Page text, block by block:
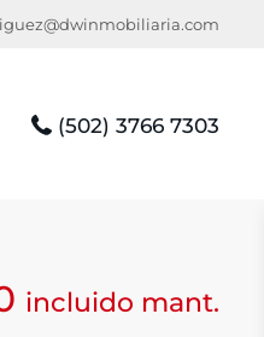
(502) 3766 7303
incluido mant.